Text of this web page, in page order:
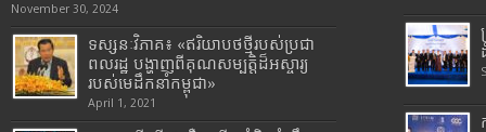
November 30, 2024
ទស្សនៈវិភាគ៖ «ឥរិយាបថថ្មីរបស់ប្រជា
ពលរដ្ឋ បង្ហាញពីគុណសម្បត្តិដ៏អស្ចារ្យ
របស់មេដឹកនាំកម្ពុជា»
April 1, 2021